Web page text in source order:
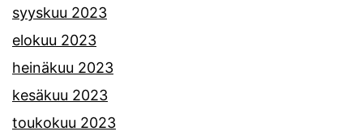
syyskuu 2023
elokuu 2023
heinäkuu 2023
kesäkuu 2023
toukokuu 2023